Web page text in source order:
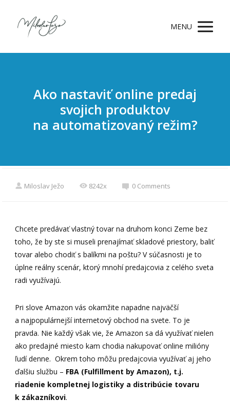
MENU
Ako nastaviť online predaj
svojich produktov
na automatizovaný režim?
Miloslav Ježo 8242x 0 Comments
Chcete predávať vlastný tovar na druhom konci Zeme bez
toho, že by ste si museli prenajímať skladové priestory, baliť
tovar alebo chodiť s balíkmi na poštu? V súčasnosti je to
úplne reálny scenár, ktorý mnohí predajcovia z celého sveta
radi využívajú.
Pri slove Amazon vás okamžite napadne najväčší
a najpopulárnejší internetový obchod na svete. To je
pravda. Nie každý však vie, že Amazon sa dá využívať nielen
ako predajné miesto kam chodia nakupovať online milióny
ľudí denne. Okrem toho môžu predajcovia využívať aj jeho
ďalšiu službu – FBA (Fulfillment by Amazon), t.j.
riadenie kompletnej logistiky a distribúcie tovaru
k zákazníkovi.